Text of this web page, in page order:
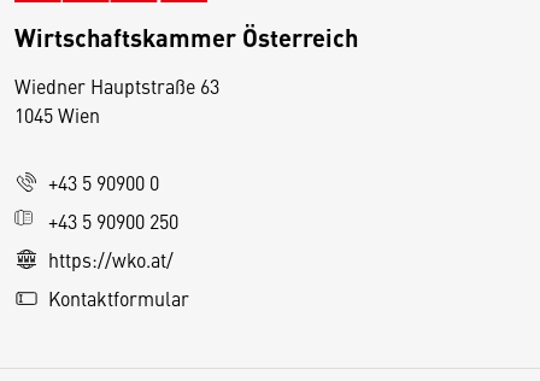
Wirtschaftskammer Österreich
Wiedner Hauptstraße 63
1045 Wien
+43 5 90900 0
+43 5 90900 250
https://wko.at/
Kontaktformular
D
s
e
S
e